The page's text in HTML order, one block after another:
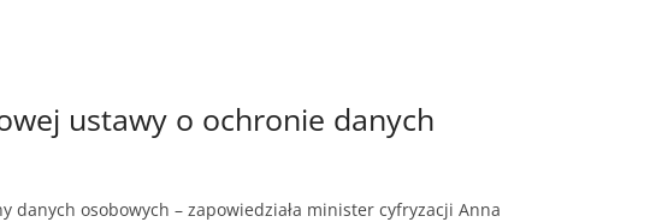
ustawy o ochronie danych
danych osobowych – zapowiedziała minister cyfryzacji Anna